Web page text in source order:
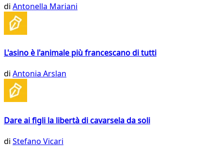
di Antonella Mariani
L'asino è l'animale più francescano di tutti
di Antonia Arslan
Dare ai figli la libertà di cavarsela da soli
di Stefano Vicari